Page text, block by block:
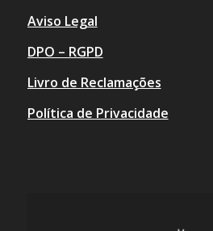
Aviso Legal
DPO – RGPD
Livro de Reclamações
Política de Privacidade